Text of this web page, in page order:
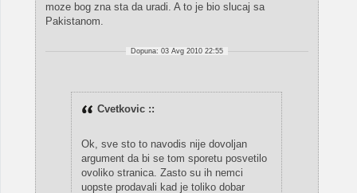
moze bog zna sta da uradi. A to je bio slucaj sa
Pakistanom.
Dopuna: 03 Avg 2010 22:55
Cvetkovic ::
Ok, sve sto to navodis nije dovoljan
argument da bi se tom sporetu posvetilo
ovoliko stranica. Zasto su ih nemci
uopste prodavali kad je toliko dobar